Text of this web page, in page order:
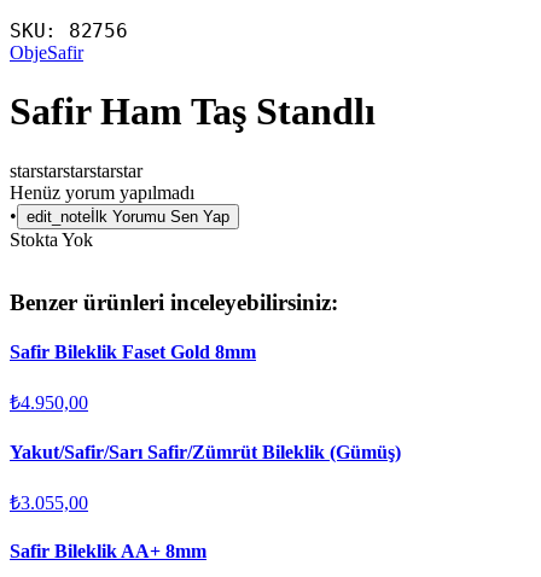
SKU: 82756
ObjeSafir
Safir Ham Taş Standlı
starstarstarstarstar
Henüz yorum yapılmadı
• edit_note İlk Yorumu Sen Yap
Stokta Yok
Benzer ürünleri inceleyebilirsiniz:
Safir Bileklik Faset Gold 8mm
₺4.950,00
Yakut/Safir/Sarı Safir/Zümrüt Bileklik (Gümüş)
₺3.055,00
Safir Bileklik AA+ 8mm